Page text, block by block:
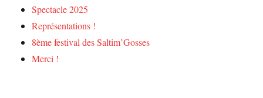
Spectacle 2025
Représentations !
8ème festival des Saltim’Gosses
Merci !